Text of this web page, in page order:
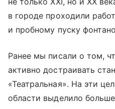
в городе проходили
и пробному пуску
Ранее мы писали о том,
активно достраивать
«Театральная». На эти
области выделило